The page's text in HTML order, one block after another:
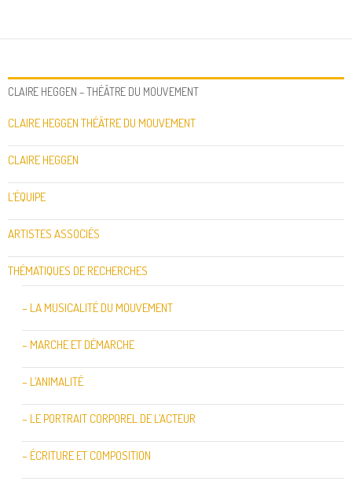
CLAIRE HEGGEN – THÉÂTRE DU MOUVEMENT
CLAIRE HEGGEN THÉÂTRE DU MOUVEMENT
CLAIRE HEGGEN
L’ÉQUIPE
ARTISTES ASSOCIÉS
THÉMATIQUES DE RECHERCHES
– LA MUSICALITÉ DU MOUVEMENT
– MARCHE ET DÉMARCHE
– L’ANIMALITÉ
– LE PORTRAIT CORPOREL DE L’ACTEUR
– ÉCRITURE ET COMPOSITION